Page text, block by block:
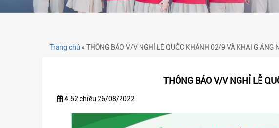
Trang chủ » THÔNG BÁO V/V NGHỈ LỄ QUỐC KHÁNH 02/9 VÀ KHAI GIẢNG
THÔNG BÁO V/V NGHỈ LỄ
4:52 chiều 26/08/2022